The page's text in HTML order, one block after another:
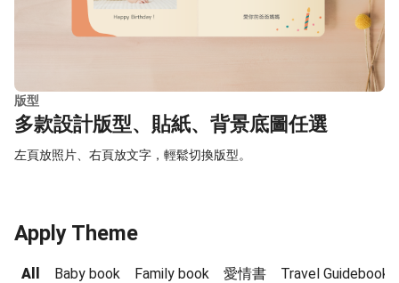
版型
多款設計版型、貼紙、背景底圖任選
左頁放照片、右頁放文字，輕鬆切換版型。
Apply Theme
All Baby book Family book 愛情書 Travel Guidebook